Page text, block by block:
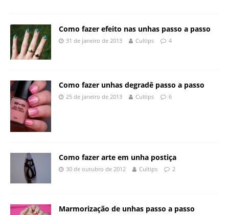
Como fazer efeito nas unhas passo a passo
31 de janeiro de 2013 Cultips 4
Como fazer unhas degradê passo a passo
25 de janeiro de 2013 Cultips 6
Como fazer arte em unha postiça
30 de outubro de 2012 Cultips 2
Marmorização de unhas passo a passo